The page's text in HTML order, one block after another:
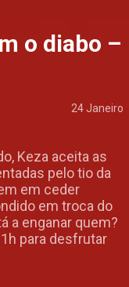
o diabo –
24 Janeiro
Keza aceita as
pelo tio da
em ceder
em troca do
a enganar quem?
para desfrutar